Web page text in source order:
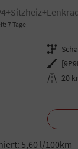
7 Tage
Getriebe
Außenfarbe
Kilometerstand 20
5,60 l/100km